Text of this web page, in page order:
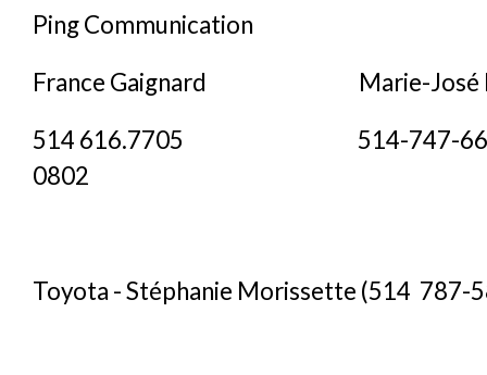
Ping Communication
France Gaignard Marie-José
514 616.7705 514-747-
0802
Toyota - Stéphanie Morissette (514 787-